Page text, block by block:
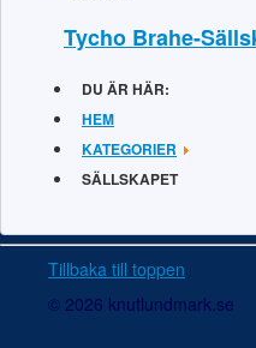
Tycho Brahe-
DU ÄR HÄR:
HEM
KATEGORIER
SÄLLSKAPET
Tillbaka till toppen
© 2026 knutlundmark.se